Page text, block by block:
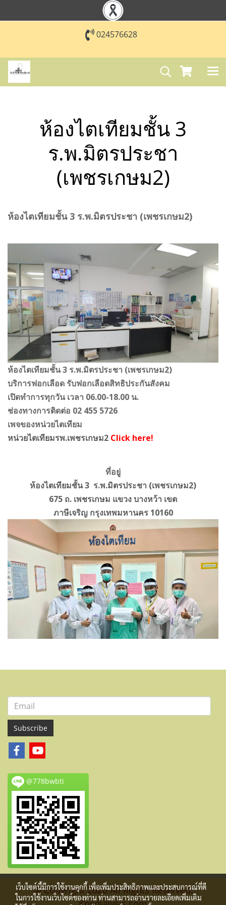
024576628
ห้องไตเทียมชั้น 3
ร.พ.มิตรประชา
(เพชรเกษม2)
ห้องไตเทียมชั้น 3 ร.พ.มิตรประชา (เพชรเกษม2)
ห้องไตเทียมชั้น 3 ร.พ.มิตรประชา (เพชรเกษม2)
บริการฟอกเลือด รับฟอกเลือดสิทธิประกันสังคม
เปิดทำการทุกวัน เวลา 06.00-18.00 น.
ช่องทางการติดต่อ 02 455 5726
เพจของหน่วยไตเทียม
หน่วยไตเทียมรพ.เพชรเกษม2 Click here!
ที่อยู่
ห้องไตเทียมชั้น 3 ร.พ.มิตรประชา (เพชรเกษม2)
675 ถ. เพชรเกษม แขวง บางหว้า เขต
ภาษีเจริญ กรุงเทพมหานคร 10160
Subscribe
@778bwbti
@ Copyright 2020 All Rights Reserved.
เว็บไซต์นี้มีการใช้งานคุกกี้ เพื่อเพิ่มประสิทธิภาพและประสบการณ์ที่ดี
ในการใช้งานเว็บไซต์ของท่าน ท่านสามารถอ่านรายละเอียดเพิ่มเติม